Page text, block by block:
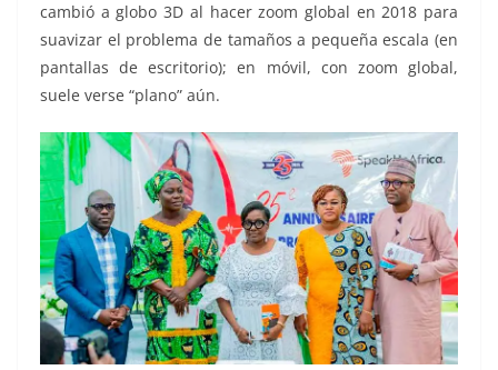
cambió a globo 3D al hacer zoom global en 2018 para
suavizar el problema de tamaños a pequeña escala (en
pantallas de escritorio); en móvil, con zoom global,
suele verse “plano” aún.